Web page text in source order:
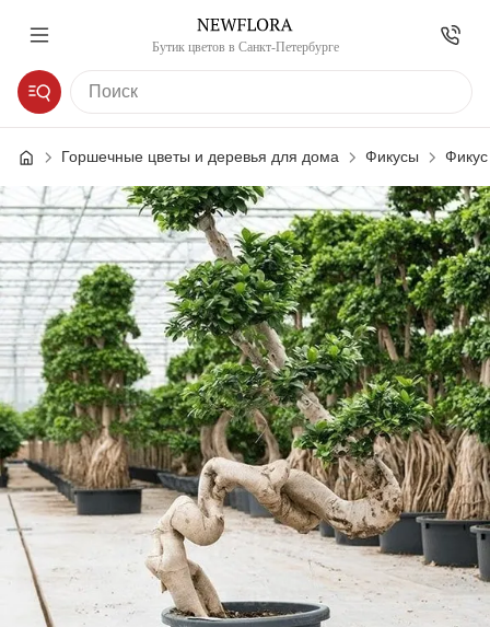
Бутик цветов в Санкт-Петербурге
Горшечные цветы и деревья для дома Фикусы